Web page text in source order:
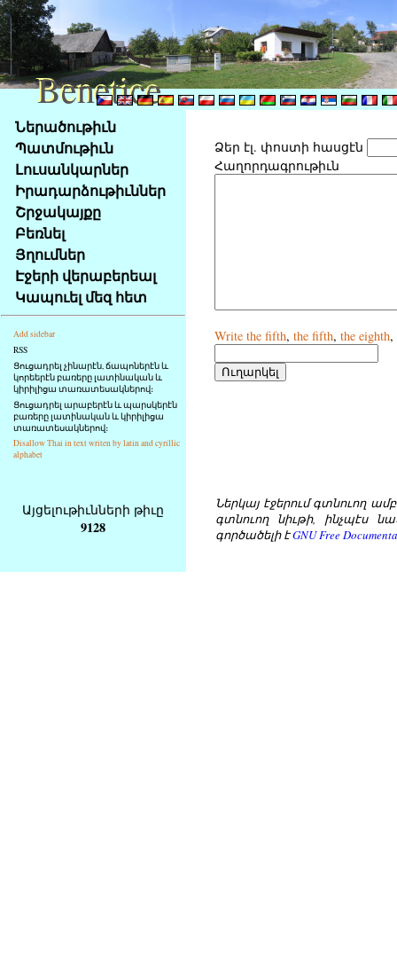
Na
obsah
stránky
Klávesové
zkratky
tomto
webu
základní
Hlavní
strana
Ներածութիւն
Պատմութիւն
Լուսանկարներ
Իրադարձութիւններ
Շրջակայքը
Բեռնել
Յղումներ
Էջերի վերաբերեալ
Կապուել մեզ հետ
Add sidebar
RSS
Ցուցադրել չինարէն, ճապոներէն և
կորեերէն բառերը լատինական և
կիրիլիցա տառատեսակներով։
Ցուցադրել արաբերէն և պարսկերէն
բառերը լատինական և կիրիլիցա
տառատեսակներով։
Disallow Thai in text writen by latin and cyrillic
alphabet
Ձեր էլ. փոստի հասցէն
Հաղորդագրութիւն
Write the fifth, the fifth, the eighth,
Այցելութիւնների թիւը
9128
Ներկայ էջերում գտնուող
գտնուող նիւթի, ինչպէս
գործածելի էGNU Free
Benetice
Benetice